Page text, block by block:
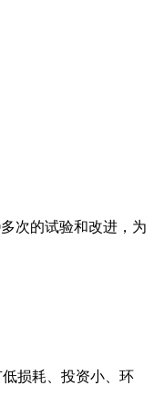
次的试验和改进，为
损耗、投资小、环